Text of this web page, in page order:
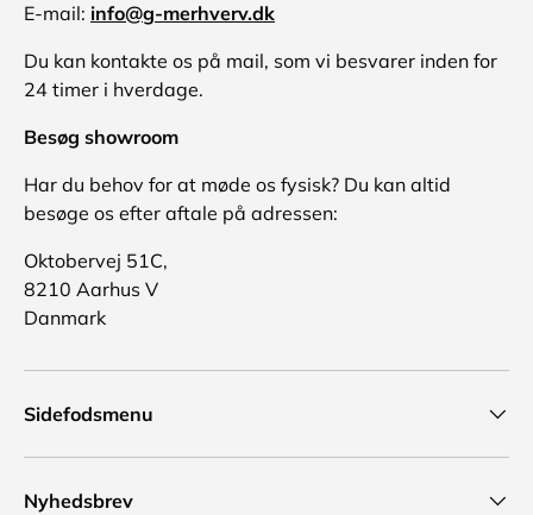
E-mail: info@g-merhverv.dk
Du kan kontakte os på mail, som vi besvarer inden for
24 timer i hverdage.
Besøg showroom
Har du behov for at møde os fysisk? Du kan altid
besøge os efter aftale på adressen:
Oktobervej 51C,
8210 Aarhus V
Danmark
Sidefodsmenu
Nyhedsbrev